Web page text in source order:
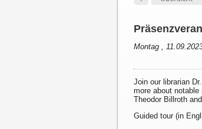
Montag ,
Join our librarian
more about
Theodor Billroth
Guided tour (in